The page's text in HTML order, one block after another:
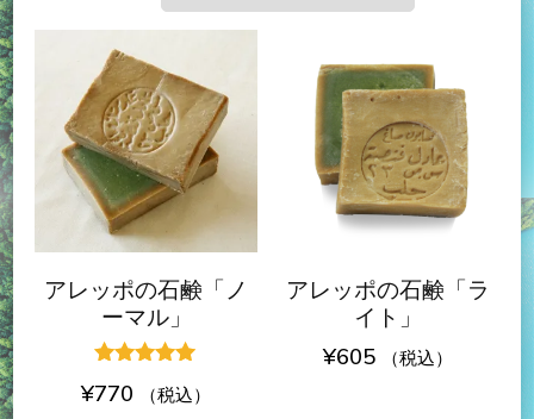
アレッポの石鹸「ノ
ーマル」
5.00
¥770 （税込）
アレッポの石鹸「ラ
イト」
¥605 （税込）